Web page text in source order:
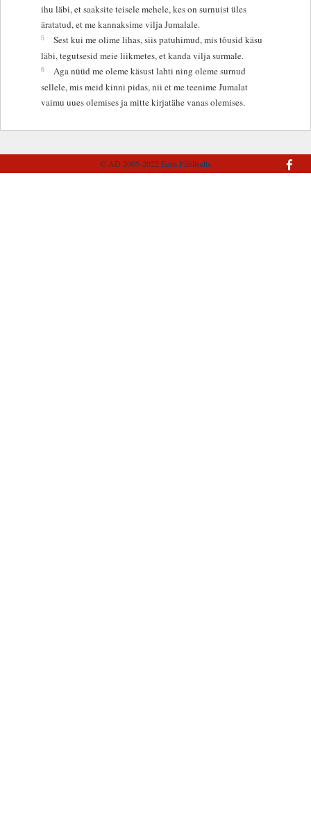
ihu läbi, et saaksite teisele mehele, kes on surnuist üles
äratatud, et me kannaksime vilja Jumalale.
5
Sest kui me olime lihas, siis patuhimud, mis tõusid käsu
läbi, tegutsesid meie liikmetes, et kanda vilja surmale.
6
Aga nüüd me oleme käsust lahti ning oleme surnud
sellele, mis meid kinni pidas, nii et me teenime Jumalat
vaimu uues olemises ja mitte kirjatähe vanas olemises.
© AD 2005-2022Eesti Piibliselts